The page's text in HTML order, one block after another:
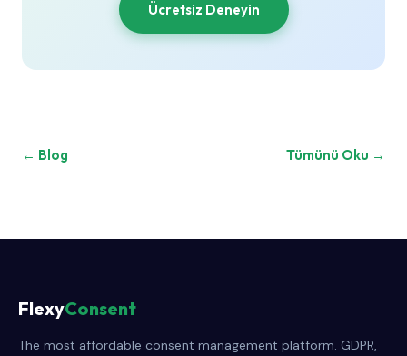
Ücretsiz Deneyin
← Blog Tümünü Oku →
FlexyConsent
The most affordable consent management platform. GDPR,